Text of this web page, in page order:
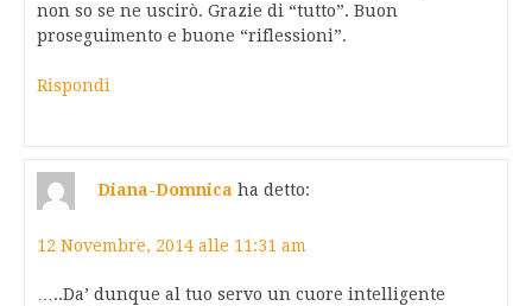
non so se ne uscirò. Grazie di “tutto”. Buon
proseguimento e buone “riflessioni”.
Rispondi
Diana-Domnica ha detto:
12 Novembre, 2014 alle 11:31 am
…..Da’ dunque al tuo servo un cuore intelligente